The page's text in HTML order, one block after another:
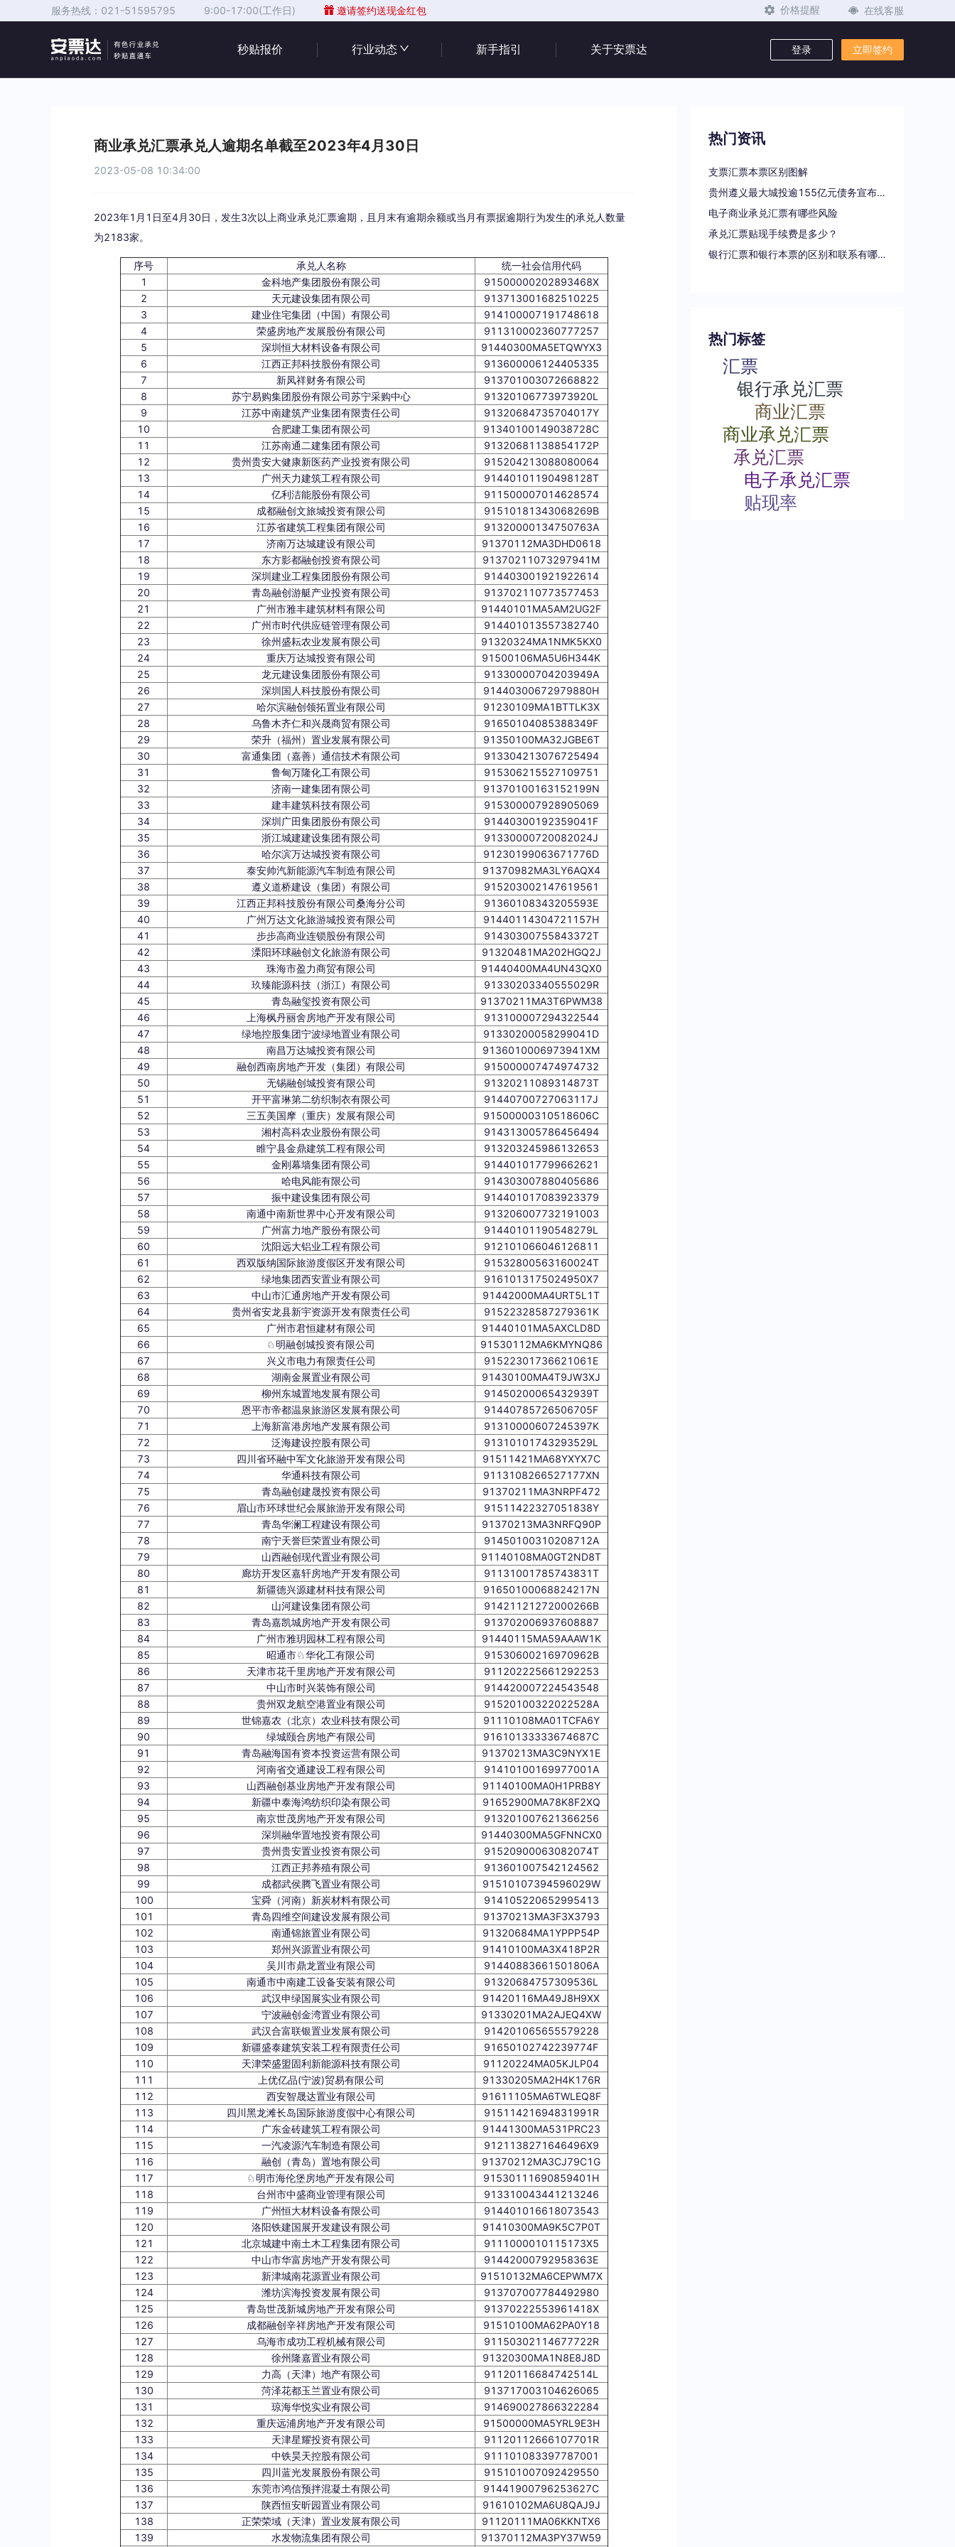
服务热线： 021-51595795 9:00-17:00(工作日) 邀请签约送现金红包 价格提醒 在线客服
秒贴报价 行业动态 新手指引 关于安票达 登录 立即签约
商业承兑汇票承兑人逾期名单截至2023年4月30日
2023-05-08 10:34:00
2023年1月1日至4月30日，发生3次以上商业承兑汇票逾期，且月末有逾期余额或当月有票据逾期行为发生的承兑人数量
为2183家。
序号 承兑人名称
统一社会信用代码
1
金科地产集团股份有限公司
91500000202893468X
2
天元建设集团有限公司
913713001682510225
3
建业住宅集团（中国）有限公司
914100007191748618
4
荣盛房地产发展股份有限公司
911310002360777257
5
深圳恒大材料设备有限公司
91440300MA5ETQWYX3
6
江西正邦科技股份有限公司
913600006124405335
7
新凤祥财务有限公司
913701003072668822
8
苏宁易购集团股份有限公司苏宁采购中心
91320106773973920L
9
江苏中南建筑产业集团有限责任公司
91320684735704017Y
10
合肥建工集团有限公司
91340100149038728C
11
江苏南通二建集团有限公司
91320681138854172P
12
贵州贵安大健康新医药产业投资有限公司
915204213088080064
13
广州天力建筑工程有限公司
91440101190498128T
14
亿利洁能股份有限公司
911500007014628574
15
成都融创文旅城投资有限公司
91510181343068269B
16
江苏省建筑工程集团有限公司
91320000134750763A
17
济南万达城建设有限公司
91370112MA3DHD0618
18
东方影都融创投资有限公司
91370211073297941M
19
深圳建业工程集团股份有限公司
914403001921922614
20
青岛融创游艇产业投资有限公司
913702110773577453
21
广州市雅丰建筑材料有限公司
91440101MA5AM2UG2F
22
广州市时代供应链管理有限公司
914401013557382740
23
徐州盛耘农业发展有限公司
91320324MA1NMK5KX0
24
重庆万达城投资有限公司
91500106MA5U6H344K
25
龙元建设集团股份有限公司
91330000704203949A
26
深圳国人科技股份有限公司
91440300672979880H
27
哈尔滨融创领拓置业有限公司
91230109MA1BTTLK3X
28
乌鲁木齐仁和兴晟商贸有限公司
91650104085388349F
29
荣升（福州）置业发展有限公司
91350100MA32JGBE6T
30
富通集团（嘉善）通信技术有限公司
913304213076725494
31
鲁甸万隆化工有限公司
915306215527109751
32
济南一建集团有限公司
91370100163152199N
33
建丰建筑科技有限公司
915300007928905069
34
深圳广田集团股份有限公司
91440300192359041F
35
浙江城建建设集团有限公司
91330000720082024J
36
哈尔滨万达城投资有限公司
91230199063671776D
37
泰安帅汽新能源汽车制造有限公司
91370982MA3LY6AQX4
38
遵义道桥建设（集团）有限公司
915203002147619561
39
江西正邦科技股份有限公司桑海分公司
91360108343205593E
40
广州万达文化旅游城投资有限公司
91440114304721157H
41
步步高商业连锁股份有限公司
91430300755843372T
42
溧阳环球融创文化旅游有限公司
91320481MA202HGQ2J
43
珠海市盈力商贸有限公司
91440400MA4UN43QX0
44
玖臻能源科技（浙江）有限公司
91330203340555029R
45
青岛融玺投资有限公司
91370211MA3T6PWM38
46
上海枫丹丽舍房地产开发有限公司
913100007294322544
47
绿地控股集团宁波绿地置业有限公司
91330200058299041D
48
南昌万达城投资有限公司
9136010006973941XM
49
融创西南房地产开发（集团）有限公司
915000007474974732
50
无锡融创城投资有限公司
91320211089314873T
51
开平富琳第二纺织制衣有限公司
91440700727063117J
52
三五美国摩（重庆）发展有限公司
91500000310518606C
53
湘村高科农业股份有限公司
914313005786456494
54
睢宁县金鼎建筑工程有限公司
913203245986132653
55
金刚幕墙集团有限公司
914401017799662621
56
哈电风能有限公司
914303007880405686
57
振中建设集团有限公司
914401017083923379
58
南通中南新世界中心开发有限公司
913206007732191003
59
广州富力地产股份有限公司
91440101190548279L
60
沈阳远大铝业工程有限公司
912101066046126811
61
西双版纳国际旅游度假区开发有限公司
91532800563160024T
62
绿地集团西安置业有限公司
9161013175024950X7
63
中山市汇通房地产开发有限公司
91442000MA4URT5L1T
64
贵州省安龙县新宇资源开发有限责任公司
91522328587279361K
65
广州市君恒建材有限公司
91440101MA5AXCLD8D
66
♘明融创城投资有限公司
91530112MA6KMYNQ86
67
兴义市电力有限责任公司
91522301736621061E
68
湖南金展置业有限公司
91430100MA4T9JW3XJ
69
柳州东城置地发展有限公司
91450200065432939T
70
恩平市帝都温泉旅游区发展有限公司
91440785726506705F
71
上海新富港房地产发展有限公司
91310000607245397K
72
泛海建设控股有限公司
91310101743293529L
73
四川省环融中军文化旅游开发有限公司
91511421MA68YXYX7C
74
华通科技有限公司
9113108266527177XN
75
青岛融创建晟投资有限公司
91370211MA3NRPF472
76
眉山市环球世纪会展旅游开发有限公司
91511422327051838Y
77
青岛华澜工程建设有限公司
91370213MA3NRFQ90P
78
南宁天誉巨荣置业有限公司
91450100310208712A
79
山西融创现代置业有限公司
91140108MA0GT2ND8T
80
廊坊开发区嘉轩房地产开发有限公司
91131001785743831T
81
新疆德兴源建材科技有限公司
91650100068824217N
82
山河建设集团有限公司
91421121272000266B
83
青岛嘉凯城房地产开发有限公司
913702006937608887
84
广州市雅玥园林工程有限公司
91440115MA59AAAW1K
85
昭通市♘华化工有限公司
91530600216970962B
86
天津市花千里房地产开发有限公司
911202225661292253
87
中山市时兴装饰有限公司
914420007224543548
88
贵州双龙航空港置业有限公司
91520100322022528A
89
世锦嘉农（北京）农业科技有限公司
91110108MA01TCFA6Y
90
绿城颐合房地产有限公司
91610133333674687C
91
青岛融海国有资本投资运营有限公司
91370213MA3C9NYX1E
92
河南省交通建设工程有限公司
91410100169977001A
93
山西融创基业房地产开发有限公司
91140100MA0H1PRB8Y
94
新疆中泰海鸿纺织印染有限公司
91652900MA78K8F2XQ
95
南京世茂房地产开发有限公司
913201007621366256
96
深圳融华置地投资有限公司
91440300MA5GFNNCX0
97
贵州贵安置业投资有限公司
91520900063082074T
98
江西正邦养殖有限公司
913601007542124562
99
成都武侯腾飞置业有限公司
91510107394596029W
100
宝舜（河南）新炭材料有限公司
914105220652995413
101
青岛四维空间建设发展有限公司
91370213MA3F3X3793
102
南通锦旅置业有限公司
91320684MA1YPPP54P
103
郑州兴源置业有限公司
91410100MA3X418P2R
104
吴川市鼎龙置业有限公司
91440883661501806A
105
南通市中南建工设备安装有限公司
91320684757309536L
106
武汉申绿国展实业有限公司
91420116MA49J8H9XX
107
宁波融创金湾置业有限公司
91330201MA2AJEQ4XW
108
武汉合富联银置业发展有限公司
914201065655579228
109
新疆盛泰建筑安装工程有限责任公司
91650102742239774F
110
天津荣盛盟固利新能源科技有限公司
91120224MA05KJLP04
111
上优亿品(宁波)贸易有限公司
91330205MA2H4K176R
112
西安智晟达置业有限公司
91611105MA6TWLEQ8F
113
四川黑龙滩长岛国际旅游度假中心有限公司
91511421694831991R
114
广东金砖建筑工程有限公司
91441300MA531PRC23
115
一汽凌源汽车制造有限公司
9121138271646496X9
116
融创（青岛）置地有限公司
91370212MA3CJ79C1G
117
♘明市海伦堡房地产开发有限公司
91530111690859401H
118
台州市中盛商业管理有限公司
913310043441213246
119
广州恒大材料设备有限公司
914401016618073543
120
洛阳铁建国展开发建设有限公司
91410300MA9K5C7P0T
121
北京城建中南土木工程集团有限公司
9111000010115173X5
122
中山市华富房地产开发有限公司
91442000792958363E
123
新津城南花源置业有限公司
91510132MA6CEPWM7X
124
潍坊滨海投资发展有限公司
913707007784492980
125
青岛世茂新城房地产开发有限公司
91370222553961418X
126
成都融创辛祥房地产开发有限公司
91510100MA62PA0Y18
127
乌海市成功工程机械有限公司
91150302114677722R
128
徐州隆嘉置业有限公司
91320300MA1N8E8J8D
129
力高（天津）地产有限公司
91120116684742514L
130
菏泽花都玉兰置业有限公司
913717003104626065
131
琼海华悦实业有限公司
914690027866322284
132
重庆远浦房地产开发有限公司
91500000MA5YRL9E3H
133
天津星耀投资有限公司
91120112666107701R
134
中铁昊天控股有限公司
911101083397787001
135
四川蓝光发展股份有限公司
915101007092429550
136
东莞市鸿信预拌混凝土有限公司
91441900796253627C
137
陕西恒安昕园置业有限公司
91610102MA6U8QAJ9J
138
正荣荣域（天津）置业发展有限公司
91120111MA06KKNTX6
139
水发物流集团有限公司 91370112MA3PY37W59
热门资讯
支票汇票本票区别图解
贵州遵义最大城投逾155亿元债务宣布重组
电子商业承兑汇票有哪些风险
承兑汇票贴现手续费是多少？
银行汇票和银行本票的区别和联系有哪些（一文读懂支票、本票和汇票的区别）
热门标签
汇票
银行承兑汇票
商业汇票
商业承兑汇票
承兑汇票
电子承兑汇票
贴现率